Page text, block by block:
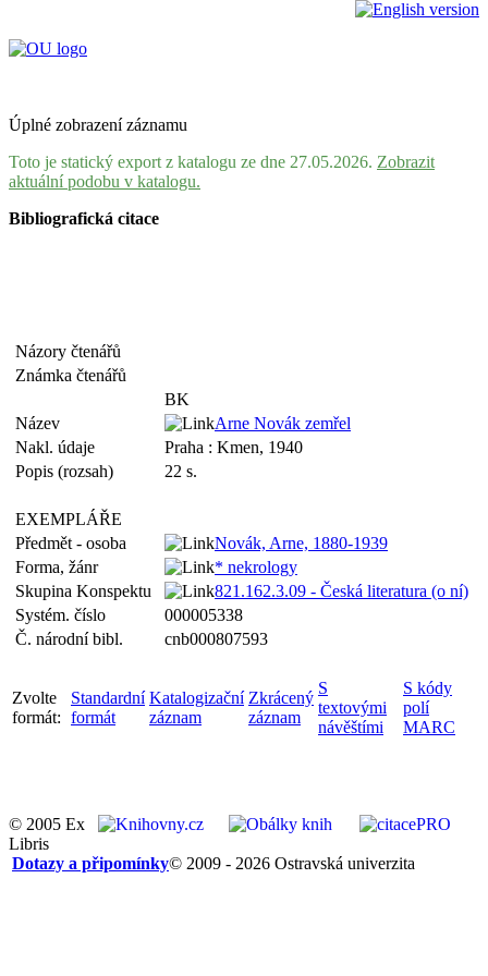
Úplné zobrazení záznamu
Toto je statický export z katalogu ze dne 27.05.2026. Zobrazit
aktuální podobu v katalogu.
Bibliografická citace
Názory čtenářů
Známka čtenářů
BK
Název
Arne Novák zemřel
Nakl. údaje
Praha : Kmen, 1940
Popis (rozsah)
22 s.
EXEMPLÁŘE
Předmět - osoba
Novák, Arne, 1880-1939
Forma, žánr
* nekrology
Skupina Konspektu
821.162.3.09 - Česká literatura (o ní)
Systém. číslo
000005338
Č. národní bibl.
cnb000807593
Zvolte
formát:
Standardní
formát
Katalogizační
záznam
Zkrácený
záznam
S
textovými
návěštími
S kódy
polí
MARC
© 2005 Ex
Libris
© 2009 - 2026 Ostravská univerzita
Dotazy a připomínky